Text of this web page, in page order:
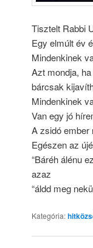
Tisztelt Rabbi
Egy elmúlt év
Mindenkinek
Azt mondja,
bárcsak
Mindenkinek
Van egy jó
A zsidó ember
Egészen az
“Báréh álénu
azaz
“áldd meg
Kategória: